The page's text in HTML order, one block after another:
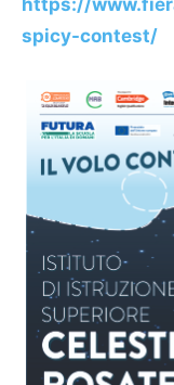
spicy-contest/